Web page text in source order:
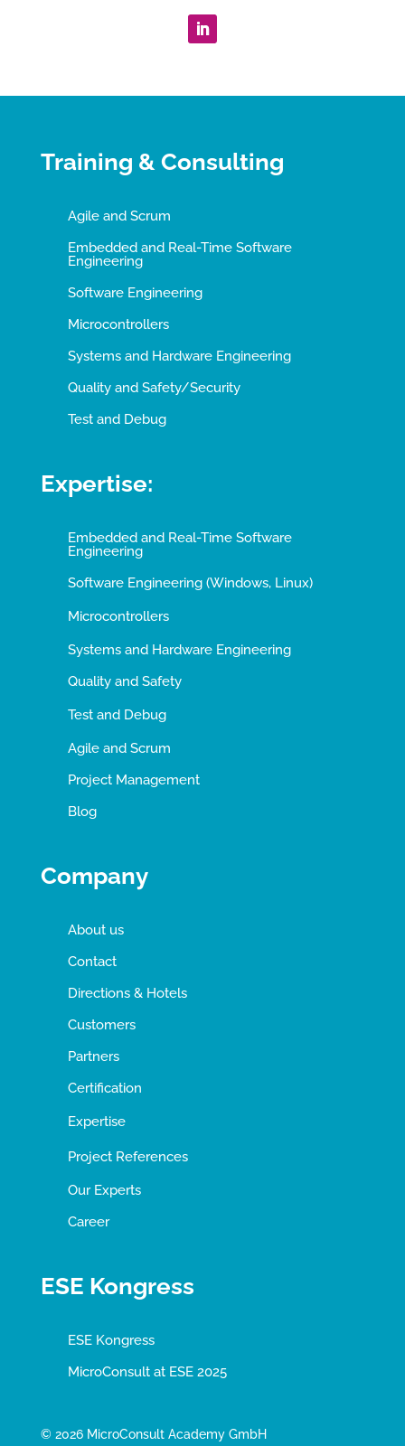
Training & Consulting
Agile and Scrum
Embedded and Real-Time Software
Engineering
Software Engineering
Microcontrollers
Systems and Hardware Engineering
Quality and Safety/Security
Test and Debug
Expertise:
Embedded and Real-Time Software
Engineering
Software Engineering (Windows, Linux)
Microcontrollers
Systems and Hardware Engineering
Quality and Safety
Test and Debug
Agile and Scrum
Project Management
Blog
Company
About us
Contact
Directions & Hotels
Customers
Partners
Certification
Expertise
Project References
Our Experts
Career
ESE Kongress
ESE Kongress
MicroConsult at ESE 2025
© 2026 MicroConsult Academy GmbH